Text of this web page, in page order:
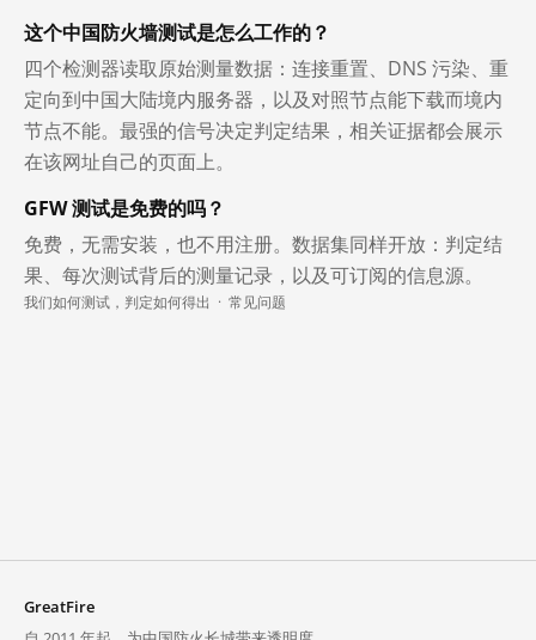
这个中国防火墙测试是怎么工作的？
四个检测器读取原始测量数据：连接重置、DNS 污染、重
定向到中国大陆境内服务器，以及对照节点能下载而境内
节点不能。最强的信号决定判定结果，相关证据都会展示
在该网址自己的页面上。
GFW 测试是免费的吗？
免费，无需安装，也不用注册。数据集同样开放：判定结
果、每次测试背后的测量记录，以及可订阅的信息源。
我们如何测试，判定如何得出 · 常见问题
GreatFire